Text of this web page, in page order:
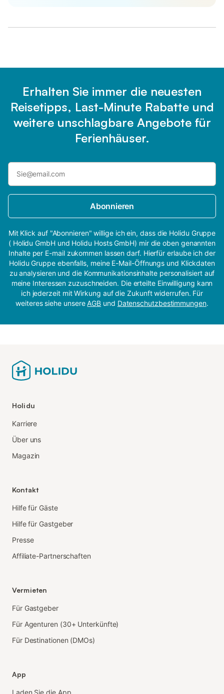
Erhalten Sie immer die neuesten
Reisetipps, Last-Minute Rabatte und
weitere unschlagbare Angebote für
Ferienhäuser.
Abonnieren
Mit Klick auf "Abonnieren" willige ich ein, dass die Holidu Gruppe
( Holidu GmbH und Holidu Hosts GmbH) mir die oben genannten
Inhalte per E-mail zukommen lassen darf. Hierfür erlaube ich der
Holidu Gruppe ebenfalls, meine E-Mail-Öffnungs und Klickdaten
zu analysieren und die Kommunikationsinhalte personalisiert auf
meine Interessen zuzuschneiden. Die erteilte Einwilligung kann
ich jederzeit mit Wirkung auf die Zukunft widerrufen. Für
weiteres siehe unsereAGB und Datenschutzbestimmungen.
Holidu
Karriere
Über uns
Magazin
Kontakt
Hilfe für Gäste
Hilfe für Gastgeber
Presse
Affiliate-Partnerschaften
Vermieten
Für Gastgeber
Für Agenturen (30+ Unterkünfte)
Für Destinationen (DMOs)
App
Laden Sie die App